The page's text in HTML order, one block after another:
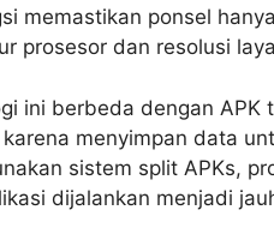
memastikan ponsel
prosesor dan resolusi
ini berbeda dengan
menyimpan data
sistem split APKs,
dijalankan menjadi